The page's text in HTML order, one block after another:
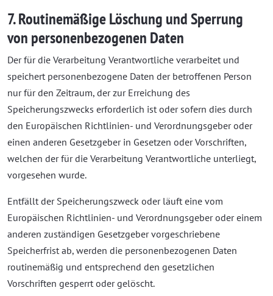
7. Routinemäßige Löschung und Sperrung
von personenbezogenen Daten
Der für die Verarbeitung Verantwortliche verarbeitet und
speichert personenbezogene Daten der betroffenen Person
nur für den Zeitraum, der zur Erreichung des
Speicherungszwecks erforderlich ist oder sofern dies durch
den Europäischen Richtlinien- und Verordnungsgeber oder
einen anderen Gesetzgeber in Gesetzen oder Vorschriften,
welchen der für die Verarbeitung Verantwortliche unterliegt,
vorgesehen wurde.
Entfällt der Speicherungszweck oder läuft eine vom
Europäischen Richtlinien- und Verordnungsgeber oder einem
anderen zuständigen Gesetzgeber vorgeschriebene
Speicherfrist ab, werden die personenbezogenen Daten
routinemäßig und entsprechend den gesetzlichen
Vorschriften gesperrt oder gelöscht.